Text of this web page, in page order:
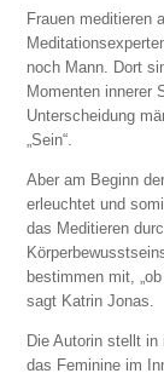
Frauen meditieren
noch Mann. Dort
Momenten innerer
Unterscheidung
„Sein“.
Aber am Beginn
erleuchtet und
das Meditieren
bestimmen mit,
sagt Katrin Jonas.
Die Autorin stellt
das Feminine im